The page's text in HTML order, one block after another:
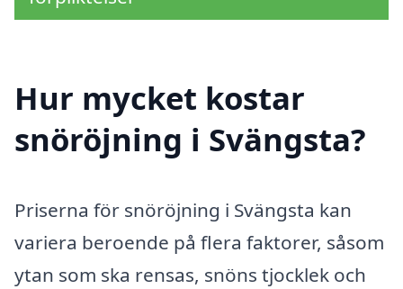
Hur mycket kostar
snöröjning i Svängsta?
Priserna för snöröjning i Svängsta kan
variera beroende på flera faktorer, såsom
ytan som ska rensas, snöns tjocklek och